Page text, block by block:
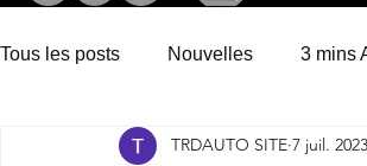
Tous les posts Nouvelles 3 mins
TRDAUTO SITE 7 juil. 2023